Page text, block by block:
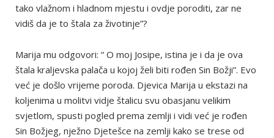
tako vlažnom i hladnom mjestu i ovdje poroditi, zar ne
vidiš da je to štala za životinje”?
Marija mu odgovori: “ O moj Josipe, istina je i da je ova
štala kraljevska palača u kojoj želi biti rođen Sin Božji”. Evo
već je došlo vrijeme poroda. Djevica Marija u ekstazi na
koljenima u molitvi vidje štalicu svu obasjanu velikim
svjetlom, spusti pogled prema zemlji i vidi već je rođen
Sin Božjeg, nježno Djetešce na zemlji kako se trese od